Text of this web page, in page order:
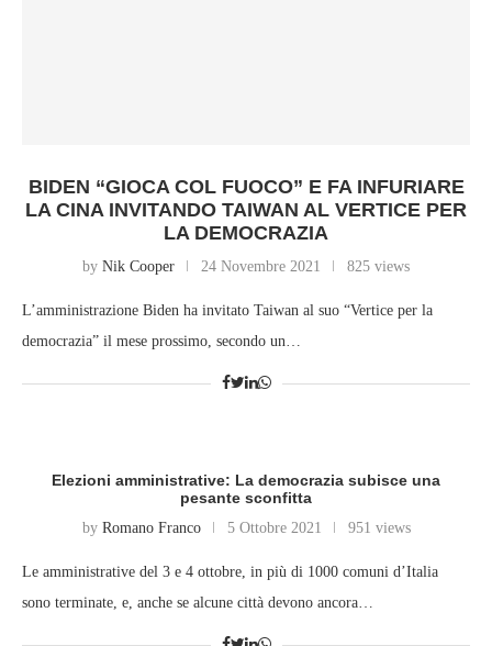
BIDEN “GIOCA COL FUOCO” E FA INFURIARE
LA CINA INVITANDO TAIWAN AL VERTICE PER
LA DEMOCRAZIA
by Nik Cooper 24 Novembre 2021 825 views
L’amministrazione Biden ha invitato Taiwan al suo “Vertice per la
democrazia” il mese prossimo, secondo un…
Elezioni amministrative: La democrazia subisce una
pesante sconfitta
by Romano Franco 5 Ottobre 2021 951 views
Le amministrative del 3 e 4 ottobre, in più di 1000 comuni d’Italia
sono terminate, e, anche se alcune città devono ancora…